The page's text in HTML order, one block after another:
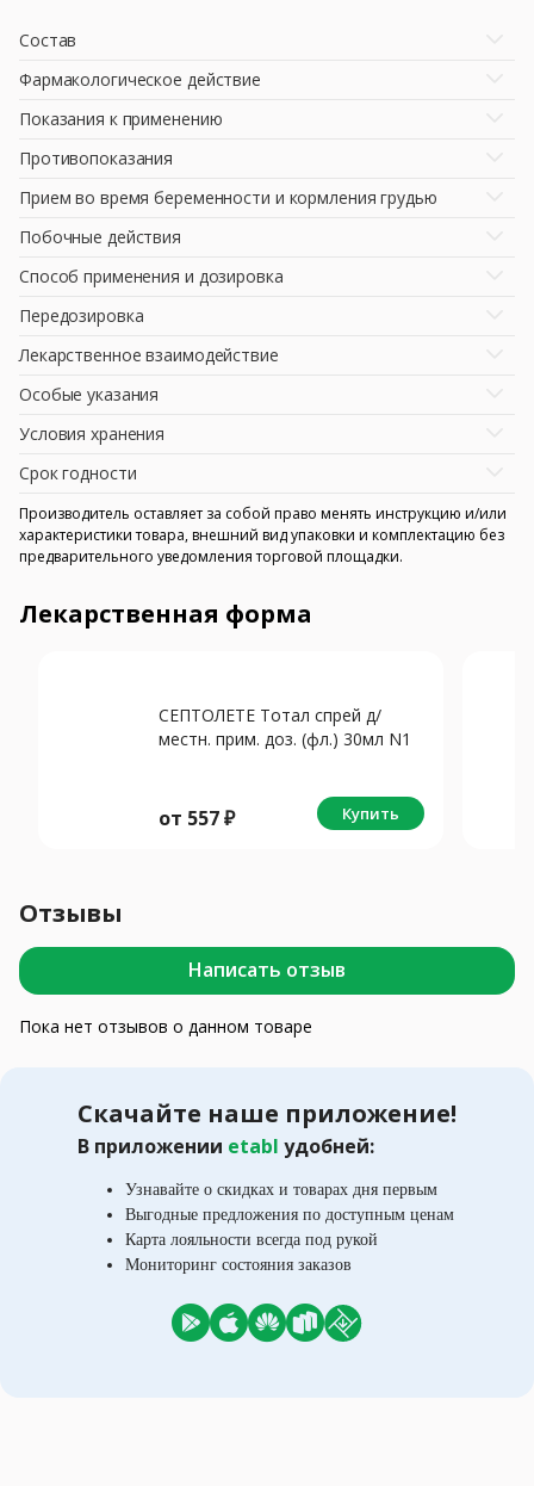
Состав
Фармакологическое действие
Показания к применению
Противопоказания
Прием во время беременности и кормления грудью
Побочные действия
Способ применения и дозировка
Передозировка
Лекарственное взаимодействие
Особые указания
Условия хранения
Срок годности
Производитель оставляет за собой право менять инструкцию и/или
характеристики товара, внешний вид упаковки и комплектацию без
предварительного уведомления торговой площадки.
Лекарственная форма
СЕПТОЛЕТЕ Тотал спрей д/
местн. прим. доз. (фл.) 30мл N1
от 557₽ Купить
Отзывы
Написать отзыв
Пока нет отзывов о данном товаре
Скачайте наше приложение!
В приложении etabl удобней:
Узнавайте о скидках и товарах дня первым
Выгодные предложения по доступным ценам
Карта лояльности всегда под рукой
Мониторинг состояния заказов